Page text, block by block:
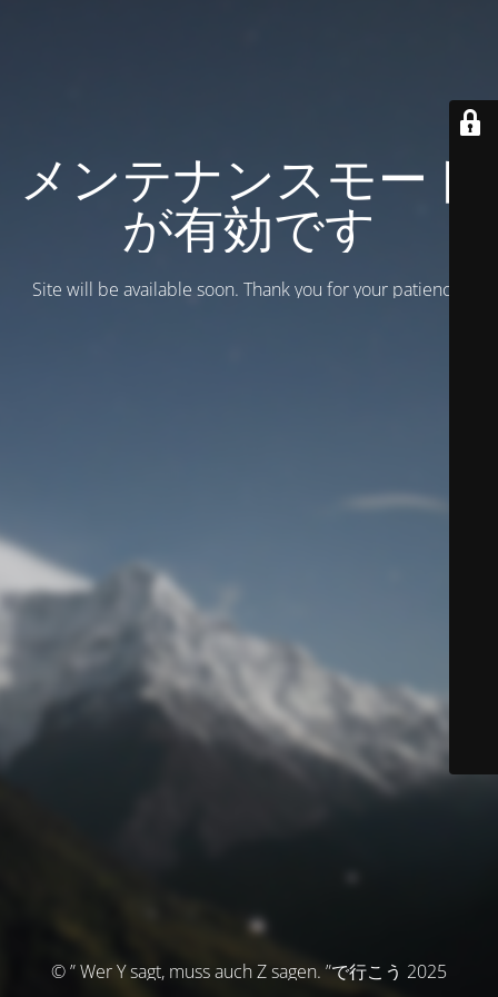
メンテナンスモード
が有効です
Site will be available soon. Thank you for your patience!
© ” Wer Y sagt, muss auch Z sagen. ”で行こう 2025